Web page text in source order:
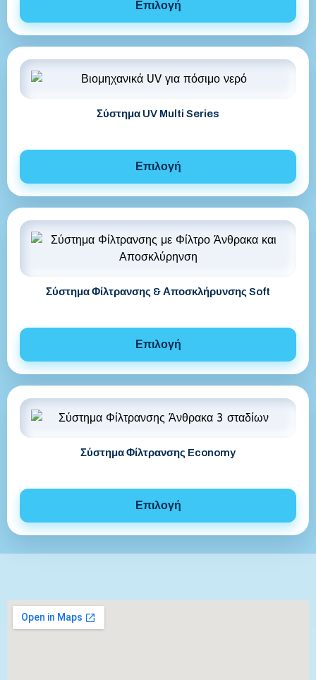
Επιλογή
Σύστημα UV Multi Series
Επιλογή
Σύστημα Φίλτρανσης & Αποσκλήρυνσης Soft
Επιλογή
Σύστημα Φίλτρανσης Economy
Επιλογή